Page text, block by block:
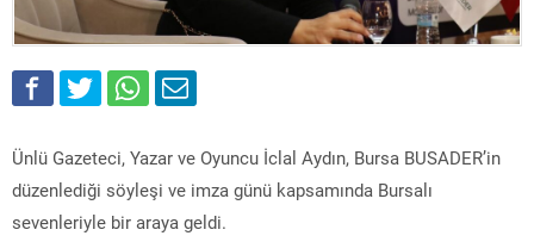
Ünlü Gazeteci, Yazar ve Oyuncu İclal Aydın, Bursa BUSADER’in
düzenlediği söyleşi ve imza günü kapsamında Bursalı
sevenleriyle bir araya geldi.